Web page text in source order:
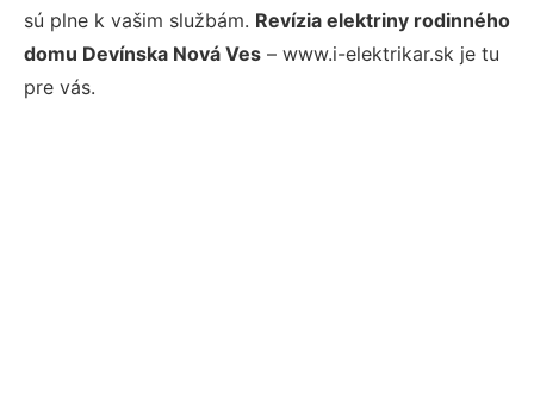
sú plne k vašim službám. Revízia elektriny rodinného
domu Devínska Nová Ves – www.i-elektrikar.sk je tu
pre vás.